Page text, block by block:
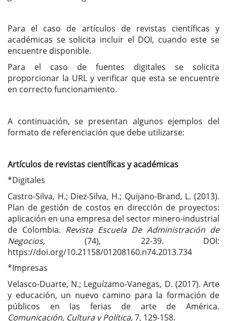
Para el caso de artículos de revistas científicas y
académicas se solicita incluir el DOI, cuando este se
encuentre disponible.
Para el caso de fuentes digitales se solicita
proporcionar la URL y verificar que esta se encuentre
en correcto funcionamiento.
A continuación, se presentan algunos ejemplos del
formato de referenciación que debe utilizarse:
Artículos de revistas científicas y académicas
*Digitales
Castro-Silva, H.; Diez-Silva, H.; Quijano-Brand, L. (2013).
Plan de gestión de costos en dirección de proyectos:
aplicación en una empresa del sector minero-industrial
de Colombia. Revista Escuela De Administración de
Negocios, (74), 22-39. DOI:
https://doi.org/10.21158/01208160.n74.2013.734
*Impresas
Velasco-Duarte, N.; Leguízamo-Vanegas, D. (2017). Arte
y educación, un nuevo camino para la formación de
públicos en las ferias de arte de América.
Comunicación, Cultura y Política, 7, 129-158.